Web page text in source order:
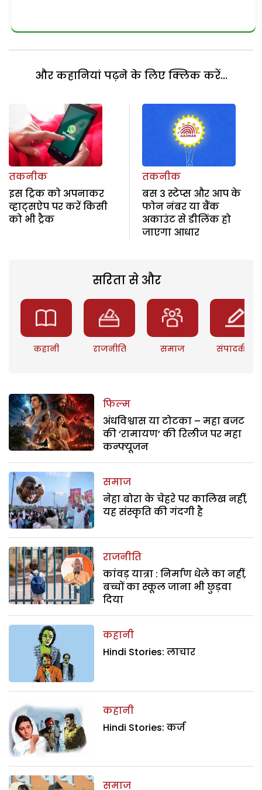
और कहानियां पढ़ने के लिए क्लिक करें...
तकनीक
इस ट्रिक को अपनाकर
व्हाट्सऐप पर करें किसी
को भी ट्रैक
तकनीक
बस 3 स्टेप्स और आप के
फोन नंबर या बैंक
अकाउंट से डीलिंक हो
जाएगा आधार
सरिता से और
कहानी राजनीति समाज संपादकीय
फिल्म
अंधविश्वास या टोटका – महा बजट
की ‘रामायण’ की रिलीज पर महा
कन्फ्यूजन
समाज
नेहा बोरा के चेहरे पर कालिख नहीं,
यह संस्कृति की गंदगी है
राजनीति
कांवड़ यात्रा : निर्माण धेले का नहीं,
बच्चों का स्कूल जाना भी छुड़वा
दिया
कहानी
Hindi Stories: लाचार
कहानी
Hindi Stories: कर्ज
समाज